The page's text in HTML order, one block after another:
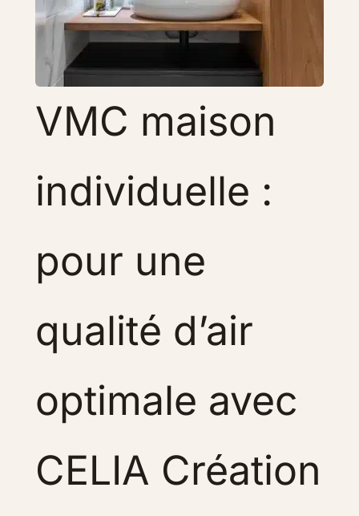
VMC maison
individuelle :
pour une
qualité d’air
optimale avec
CELIA Création